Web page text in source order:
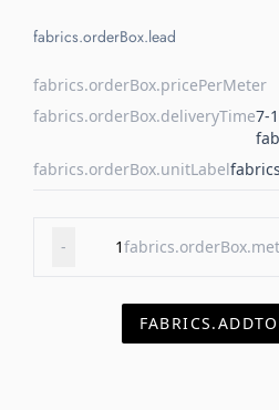
fabrics.orderBox.lead
fabrics.orderBox.pricePerMeter
fabrics.orderBox.deliveryTime7-
fabrics.orderBox.unitLabel
- 1